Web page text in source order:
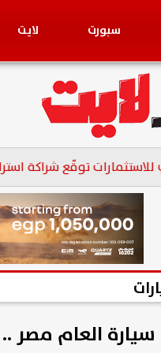
سبورت لايت
توقّع شراكة استراتيجية
سيارة العام مصر ..